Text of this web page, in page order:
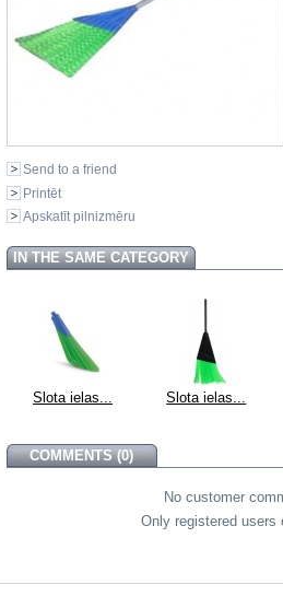
Send to a friend
Printēt
Apskatīt pilnizmēru
IN THE SAME CATEGORY
Slota ielas... Slota ielas...
COMMENTS (0)
No customer
Only registered users